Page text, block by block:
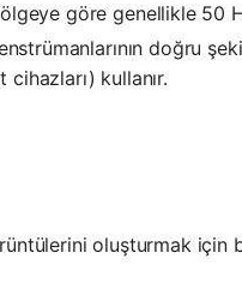
göre genellikle 50
doğru
kullanır.
oluşturmak